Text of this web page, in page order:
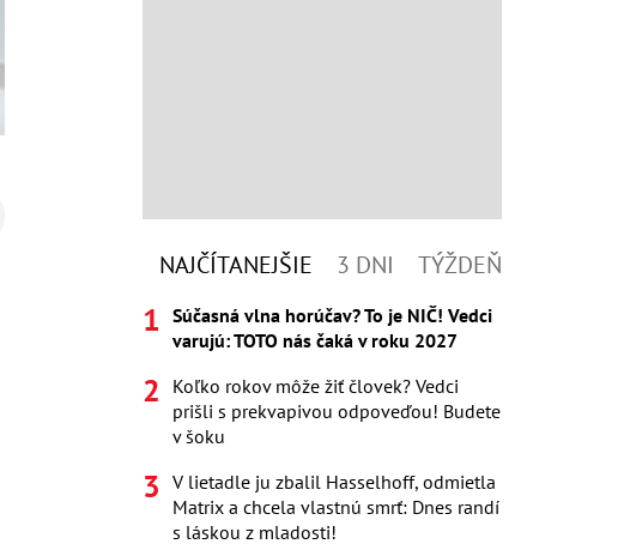
NAJČÍTANEJŠIE 3 DNI TÝŽDEŇ
Súčasná vlna horúčav? To je NIČ! Vedci
varujú: TOTO nás čaká v roku 2027
Koľko rokov môže žiť človek? Vedci
prišli s prekvapivou odpoveďou! Budete
v šoku
V lietadle ju zbalil Hasselhoff, odmietla
Matrix a chcela vlastnú smrť: Dnes randí
s láskou z mladosti!